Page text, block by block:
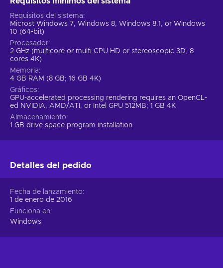
Requisitos del sistema
Microst Windows 7, Windows 8, Windows 8.1, or Windows
10 (64-bit)
Procesador
2 GHz (multicore or multi CPU HD or stereoscopic 3D; 8
cores 4K)
Memoria
4 GB RAM (8 GB; 16 GB 4K)
Gráficos
GPU-accelerated processing rendering requires an OpenCL-
ed NVIDIA, AMD/ATI, or Intel GPU 512MB; 1 GB 4K
Almacenamiento
1 GB drive space program installation
Detalles del pedido
Fecha de lanzamiento
1 de enero de 2016
Funciona en
Windows